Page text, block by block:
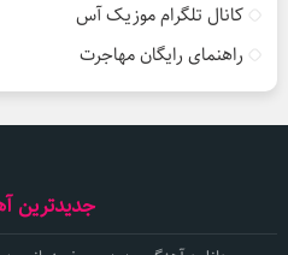
کانال تلگرام موزیک آس
راهنمای رایگان مهاجرت
جدیدترین